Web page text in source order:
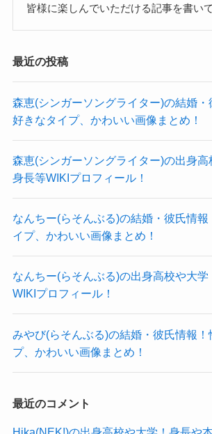
いう情報はありませんでした。
結婚情報と同じようにSNSなどで
人がいるなどの情報はありません
https://www.instagram.com/
NlZDc0MzIxNw==
ただ、SNSなどをみていると男性
わけではないようでした！
アーティストだから男
りはありそうだよね！
猪井亜美さんのSNSを見ると、
アーティスト関係の男性とは多く
父親がギタリストということもあり
皆様に楽しんでいただける記事を書い
最近の投稿
森恵(シンガーソングライター)の結婚
好きなタイプ、かわいい画像まとめ！
森恵(シンガーソングライター)の出身
身長等WIKIプロフィール！
なんちー(らそんぶる)の結婚・彼氏情報
イプ、かわいい画像まとめ！
なんちー(らそんぶる)の出身高校や大
WIKIプロフィール！
みやび(らそんぶる)の結婚・彼氏情報！
プ、かわいい画像まとめ！
最近のコメント